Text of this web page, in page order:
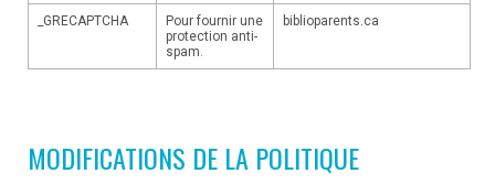
_GRECAPTCHA
Pour fournir une
protection anti-
spam.
biblioparents.ca
MODIFICATIONS DE LA POLITIQUE